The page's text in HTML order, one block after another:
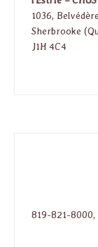
1036,
Sherbrooke
J1H 4C4
819-821-